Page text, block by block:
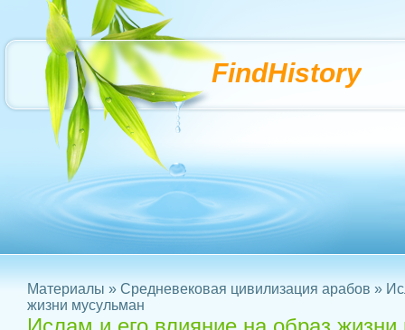
FindHistory
Материалы » Средневековая цивилизация арабов »
жизни мусульман